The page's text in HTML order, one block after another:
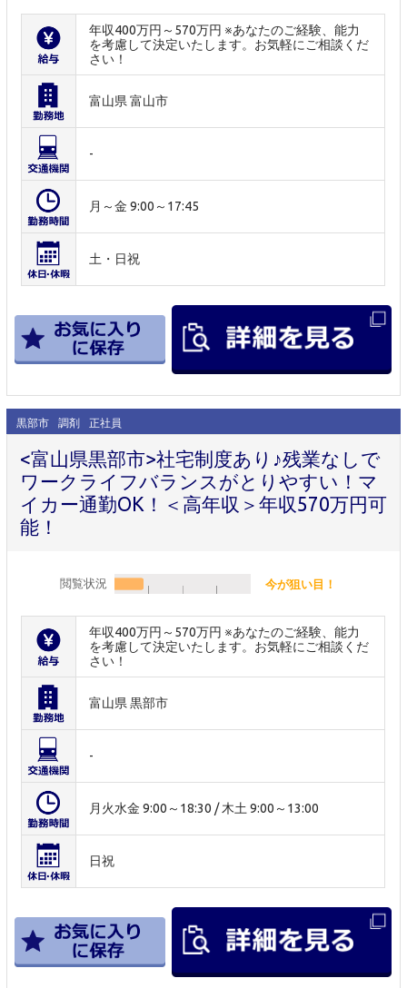
年収400万円～570万円 ※あなたのご経験、能力
を考慮して決定いたします。お気軽にご相談くだ
さい！
富山県 富山市
-
月～金 9:00～17:45
土・日祝
黒部市 調剤 正社員
<富山県黒部市>社宅制度あり♪残業なしで
ワークライフバランスがとりやすい！マ
イカー通勤OK！＜高年収＞年収570万円可
能！
閲覧状況 今が狙い目！
年収400万円～570万円 ※あなたのご経験、能力
を考慮して決定いたします。お気軽にご相談くだ
さい！
富山県 黒部市
-
月火水金 9:00～18:30 / 木土 9:00～13:00
日祝